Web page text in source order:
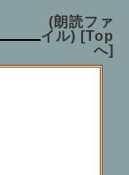
(朗読ファ
イル) [Top
へ]